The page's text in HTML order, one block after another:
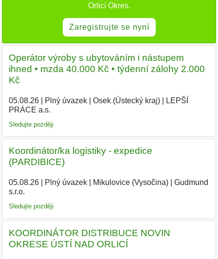
Orlicí Okres.
Zaregistrujte se nyní
Operátor výroby s ubytováním i nástupem
ihned • mzda 40.000 Kč • týdenní zálohy 2.000
Kč
05.08.26| Plný úvazek| Osek (Ústecký kraj)|
LEPŠÍ
PRÁCE a.s.
Sledujte později
Koordinátor/ka logistiky - expedice
(PARDIBICE)
05.08.26| Plný úvazek| Mikulovice (Vysočina)|
Gudmund
s.r.o.
Sledujte později
KOORDINÁTOR DISTRIBUCE NOVIN
OKRESE ÚSTÍ NAD ORLICÍ